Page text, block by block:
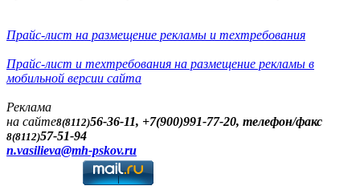
Прайс-лист на размещение рекламы и техтребования
Прайс-лист и техтребования на размещение рекламы в
мобильной версии сайта
Реклама
на сайте8(8112)56-36-11, +7(900)991-77-20, телефон/факс
8(8112)57-51-94
n.vasilieva@mh-pskov.ru